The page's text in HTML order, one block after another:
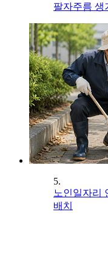
팔자주름 생
5.
노인일자리
배치